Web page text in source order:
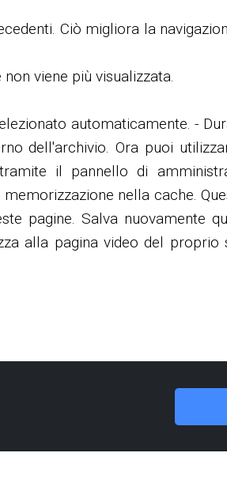
Ciò migliora la
viene più visualizzata.
automaticamente. -
dell'archivio. Ora puoi
il pannello di
nella cache.
pagine. Salva nuovamente
alla pagina video del proprio